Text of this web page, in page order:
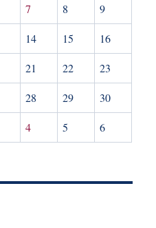
7 8 9
14 15 16
21 22 23
28 29 30
4 5 6